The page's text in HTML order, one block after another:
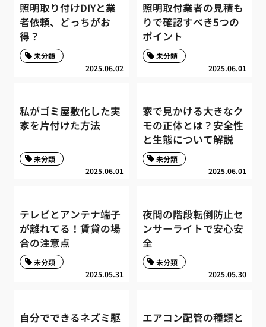
照明取り付けDIYと業
者依頼、どっちがお
得？
2025.06.02
未分類
照明取付業者の見積も
りで確認すべき5つの
ポイント
2025.06.01
未分類
私がゴミ屋敷化した実
家を片付けた方法
2025.06.01
未分類
家で見かける大きなク
モの正体とは？安全性
と生態について解説
2025.06.01
未分類
テレビとアンテナ端子
が離れてる！賃貸の場
合の注意点
2025.05.31
未分類
夜間の階段転倒防止セ
ンサーライトで安心安
全
2025.05.30
未分類
自分でできるネズミ駆
エアコン配管の種類と